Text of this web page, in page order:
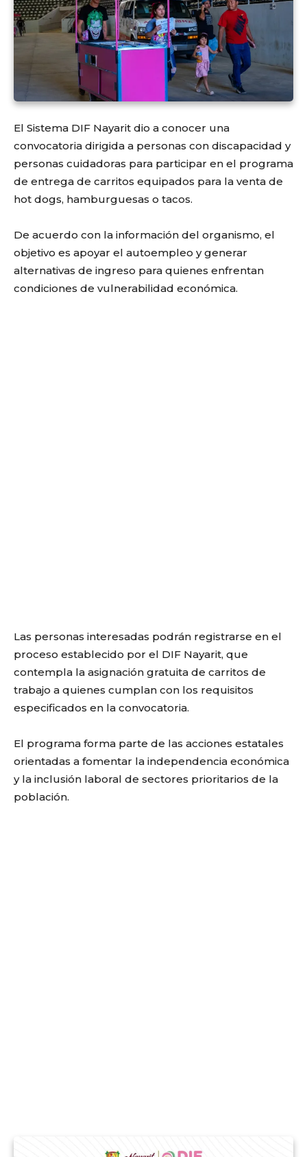
El Sistema DIF Nayarit dio a conocer una
convocatoria dirigida a personas con discapacidad y
personas cuidadoras para participar en el programa
de entrega de carritos equipados para la venta de
hot dogs, hamburguesas o tacos.
De acuerdo con la información del organismo, el
objetivo es apoyar el autoempleo y generar
alternativas de ingreso para quienes enfrentan
condiciones de vulnerabilidad económica.
Las personas interesadas podrán registrarse en el
proceso establecido por el DIF Nayarit, que
contempla la asignación gratuita de carritos de
trabajo a quienes cumplan con los requisitos
especificados en la convocatoria.
El programa forma parte de las acciones estatales
orientadas a fomentar la independencia económica
y la inclusión laboral de sectores prioritarios de la
población.